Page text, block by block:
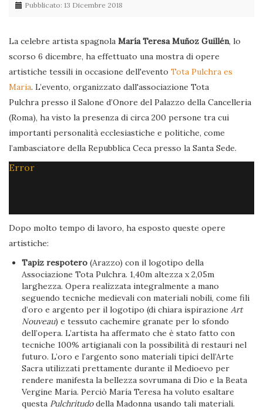
Pubblicato: 13 Dicembre 2018
La celebre artista spagnola María Teresa Muñoz Guillén, lo
scorso 6 dicembre, ha effettuato una mostra di opere
artistiche tessili in occasione dell'evento Tota Pulchra es
Maria. L’evento, organizzato dall'associazione Tota
Pulchra presso il Salone d’Onore del Palazzo della Cancelleria
(Roma), ha visto la presenza di circa 200 persone tra cui
importanti personalità ecclesiastiche e politiche, come
l’ambasciatore della Repubblica Ceca presso la Santa Sede.
Error
Dopo molto tempo di lavoro, ha esposto queste opere
artistiche:
Tapiz respotero (Arazzo) con il logotipo della
Associazione Tota Pulchra. 1,40m altezza x 2,05m
larghezza. Opera realizzata integralmente a mano
seguendo tecniche medievali con materiali nobili, come fili
d’oro e argento per il logotipo (di chiara ispirazioneArt
Nouveau) e tessuto cachemire granate per lo sfondo
dell’opera. L’artista ha affermato che è stato fatto con
tecniche 100% artigianali con la possibilità di restauri nel
futuro. L’oro e l’argento sono materiali tipici dell’Arte
Sacra utilizzati prettamente durante il Medioevo per
rendere manifesta la bellezza sovrumana di Dio e la Beata
Vergine Maria. Perciò María Teresa ha voluto esaltare
questa Pulchritudodella Madonna usando tali materiali.